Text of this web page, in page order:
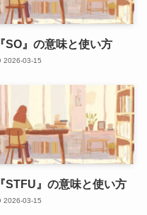
『SO』の意味と使い方
2026-03-15
『STFU』の意味と使い方
2026-03-15